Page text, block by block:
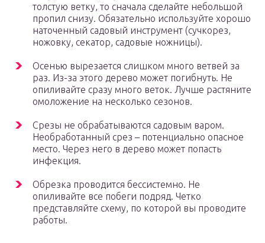
толстую ветку, то сначала сделайте небольшой
пропил снизу. Обязательно используйте хорошо
наточенный садовый инструмент (сучкорез,
ножовку, секатор, садовые ножницы).
Осенью вырезается слишком много ветвей за
раз. Из-за этого дерево может погибнуть. Не
опиливайте сразу много веток. Лучше растяните
омоложение на несколько сезонов.
Срезы не обрабатываются садовым варом.
Необработанный срез – потенциально опасное
место. Через него в дерево может попасть
инфекция.
Обрезка проводится бессистемно. Не
опиливайте все побеги подряд. Четко
представляйте схему, по которой вы проводите
работы.